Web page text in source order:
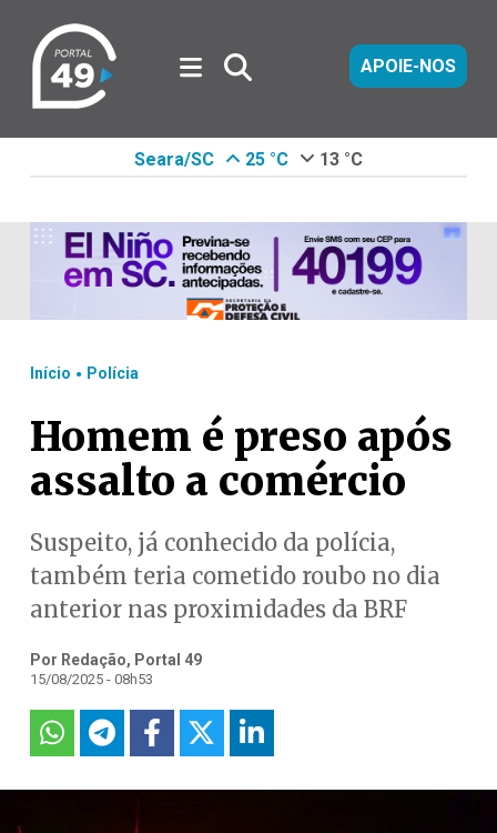
APOIE-NOS
Seara/SC 25 °C 13 °C
Início . Polícia
Homem é preso após
assalto a comércio
Suspeito, já conhecido da polícia,
também teria cometido roubo no dia
anterior nas proximidades da BRF
Por Redação, Portal 49
15/08/2025 - 08h53